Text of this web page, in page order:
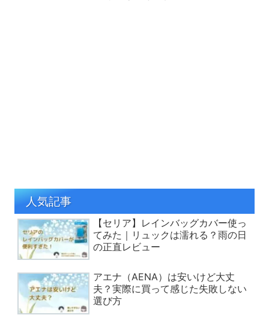
人気記事
【セリア】レインバッグカバー使っ
てみた｜リュックは濡れる？雨の日
の正直レビュー
アエナ（AENA）は安いけど大丈
夫？実際に買って感じた失敗しない
選び方